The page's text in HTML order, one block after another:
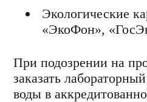
Экологические
«ЭкоФон»,
При подозрении на
заказать
воды в